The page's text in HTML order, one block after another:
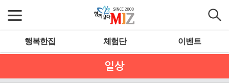
행복한집 체험단 이벤트
일상